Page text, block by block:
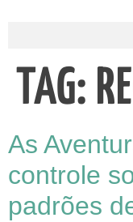
TAG:
As
controle
padrões